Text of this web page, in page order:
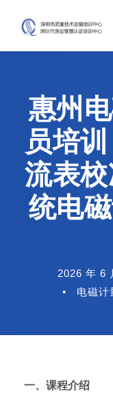
惠州
员培
流表
统电
2026 年 6
•
电磁计
一、课程介绍